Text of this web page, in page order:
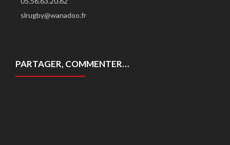
slrugby@wanadoo.fr
PARTAGER, COMMENTER…